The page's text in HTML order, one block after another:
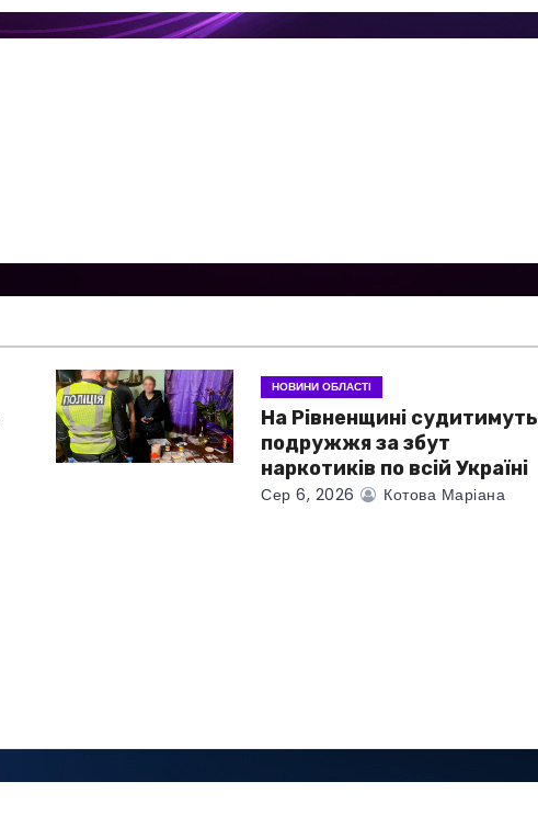
НОВИНИ ОБЛАСТІ
На Рівненщині судитимуть
подружжя за збут
наркотиків по всій Україні
Сер 6, 2026 Котова Маріана